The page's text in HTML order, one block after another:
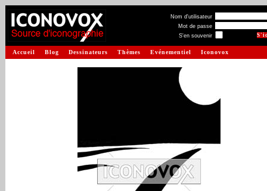
Nom d'utilisateur
Mot de passe
S'en souvenir
Accueil Blog Dessinateurs Thèmes Evénementiel Iconovox